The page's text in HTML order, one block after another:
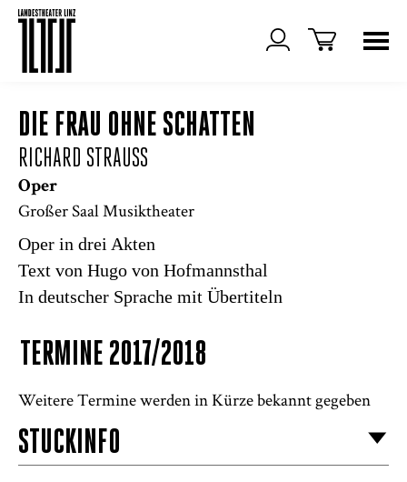
DIE FRAU OHNE SCHATTEN
RICHARD STRAUSS
Oper
Großer Saal Musiktheater
Oper in drei Akten
Text von Hugo von Hofmannsthal
In deutscher Sprache mit Übertiteln
TERMINE 2017/2018
Weitere Termine werden in Kürze bekannt gegeben
STÜCKINFO